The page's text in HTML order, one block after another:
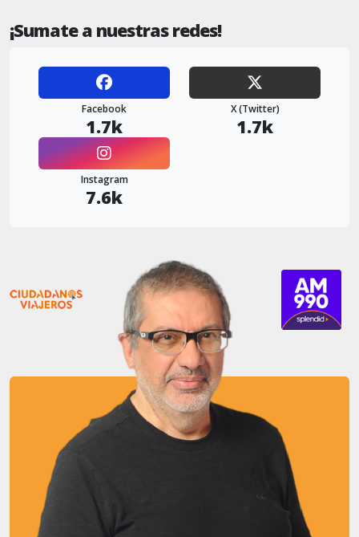
¡Sumate a nuestras redes!
Facebook
1.7k
X (Twitter)
1.7k
Instagram
7.6k